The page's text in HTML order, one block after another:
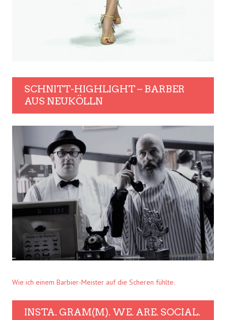
SCHNITT-HIGHLIGHT – BARBER
AUS NEUKÖLLN
Wie ich einem Barbier-Meister auf die Scheren fühlte.
INSTA. GRAM(M). WE. ARE. SOCIAL.